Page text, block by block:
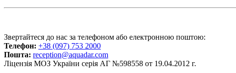
Звертайтеся до нас за телефоном або електронною поштою:
Телефон: +38 (097) 753 2000
Пошта: reception@aquadar.com
Ліцензія МОЗ України серія АГ №598558 от 19.04.2012 г.